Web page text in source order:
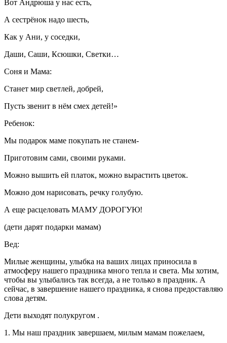
Вот Андрюша у нас есть,
А сестрёнок надо шесть,
Как у Ани, у соседки,
Даши, Саши, Ксюшки, Светки…
Соня и Мама:
Станет мир светлей, добрей,
Пусть звенит в нём смех детей!»
Ребенок:
Мы подарок маме покупать не станем-
Приготовим сами, своими руками.
Можно вышить ей платок, можно вырастить цветок.
Можно дом нарисовать, речку голубую.
А еще расцеловать МАМУ ДОРОГУЮ!
(дети дарят подарки мамам)
Вед:
Милые женщины, улыбка на ваших лицах приносила в
атмосферу нашего праздника много тепла и света. Мы хотим,
чтобы вы улыбались так всегда, а не только в праздник. А
сейчас, в завершение нашего праздника, я снова предоставляю
слова детям.
Дети выходят полукругом .
1. Мы наш праздник завершаем, милым мамам пожелаем,